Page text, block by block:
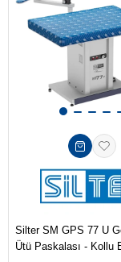
Silter SM GPS 77 U
Ütü Paskalası - Kollu